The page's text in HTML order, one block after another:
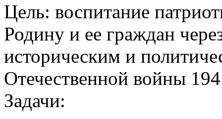
Цель: воспитание
Родину и ее граждан
историческим и
Отечественной войны
Задачи: